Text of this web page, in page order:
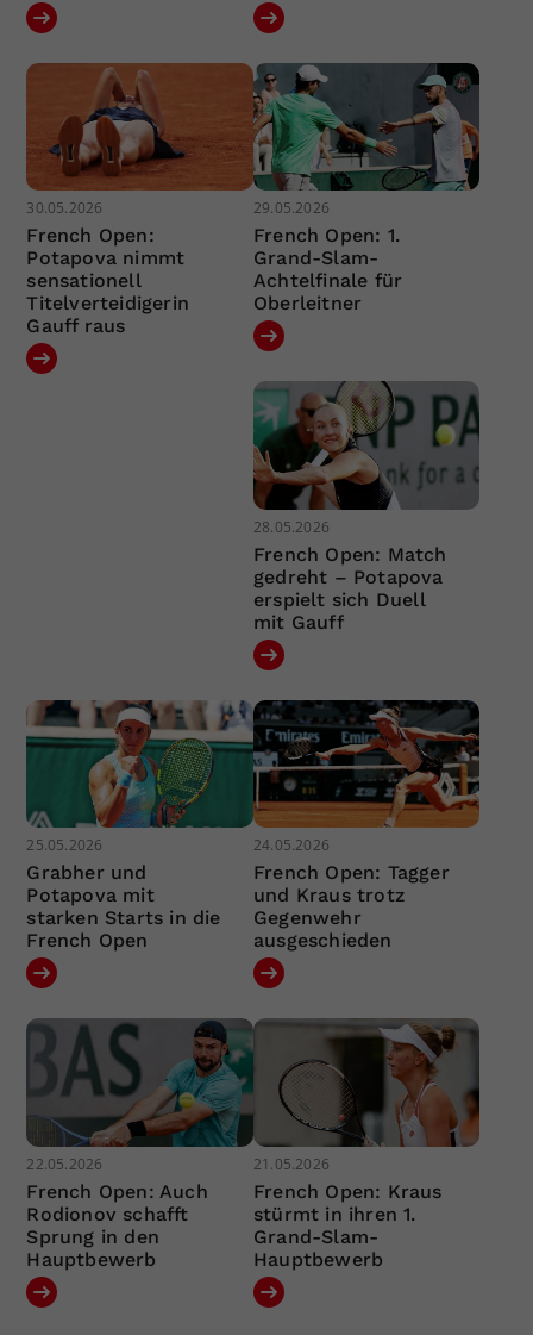
30.05.2026
French Open:
Potapova nimmt
sensationell
Titelverteidigerin
Gauff raus
29.05.2026
French Open: 1.
Grand-Slam-
Achtelfinale für
Oberleitner
28.05.2026
French Open: Match
gedreht – Potapova
erspielt sich Duell
mit Gauff
25.05.2026
Grabher und
Potapova mit
starken Starts in die
French Open
24.05.2026
French Open: Tagger
und Kraus trotz
Gegenwehr
ausgeschieden
22.05.2026
French Open: Auch
Rodionov schafft
Sprung in den
Hauptbewerb
21.05.2026
French Open: Kraus
stürmt in ihren 1.
Grand-Slam-
Hauptbewerb